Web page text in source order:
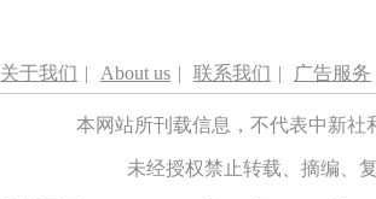
关于我们 | About us | 联系我们 | 广告服务
本网站所刊载信息，不代表中新
未经授权禁止转载、摘编、